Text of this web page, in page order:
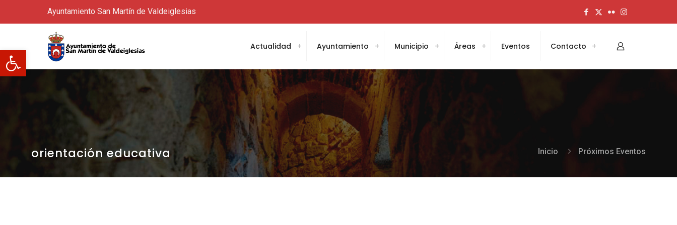
Abrir barra de herramientas
Ayuntamiento San Martín de Valdeiglesias
Actualidad Ayuntamiento Municipio Áreas Eventos Contacto
orientación educativa Inicio Próximos Eventos